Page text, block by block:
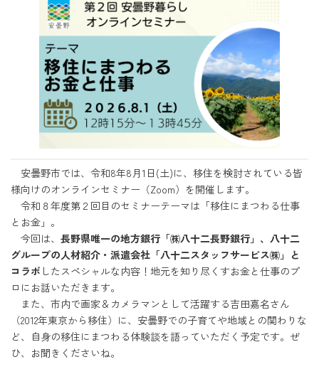
安曇野市では、令和8年8月1日(土)に、移住を検討されている皆
様向けのオンラインセミナー（Zoom）を開催します。
令和８年度第２回目のセミナーテーマは「移住にまつわる仕事
とお金」。
今回は、 長野県唯一の地方銀行「㈱八十二長野銀行」、八十二
グループの人材紹介・派遣会社「八十二スタッフサービス㈱」と
コラボ したスペシャルな内容！地元を知り尽くすお金と仕事のプ
ロにお話いただきます。
また、市内で画家＆カメラマンとして活躍する吉田嘉名さん
（2012年東京から移住）に、安曇野での子育てや地域との関わりな
ど、自身の移住にまつわる体験談を語っていただく予定です。ぜ
ひ、お聞きくださいね。